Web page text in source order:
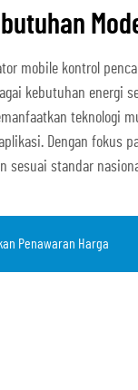
mobile kontrol
kebutuhan energi
teknologi
Dengan fokus
sesuai standar
Penawaran Harga